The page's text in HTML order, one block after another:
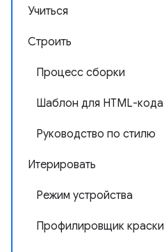
Учиться
Строить
Процесс сборки
Шаблон для HTML-кода
Руководство по стилю
Итерировать
Режим устройства
Профилировщик краски